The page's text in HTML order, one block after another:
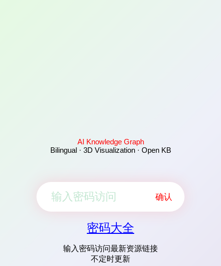
AI Knowledge Graph
Bilingual · 3D Visualization · Open KB
确认
密码大全
输入密码访问最新资源链接
不定时更新